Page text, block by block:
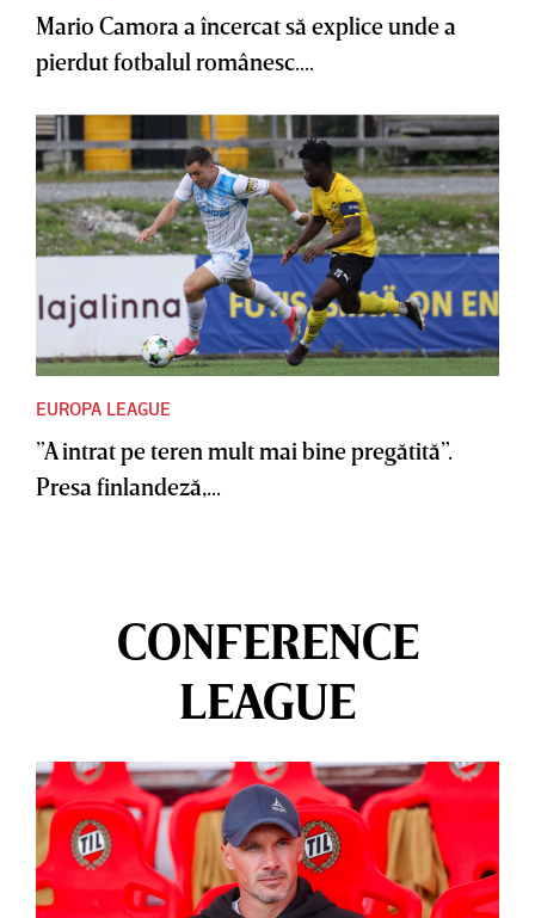
Mario Camora a încercat să explice unde a
pierdut fotbalul românesc....
EUROPA LEAGUE
”A intrat pe teren mult mai bine pregătită”.
Presa finlandeză,...
CONFERENCE
LEAGUE